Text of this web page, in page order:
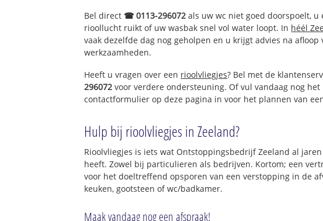
Bel direct ☎ 0113-296072 als uw wc niet goed doorspoelt, u
rioollucht ruikt of uw wasbak snel vol water loopt. In héél
vaak dezelfde dag nog geholpen en u krijgt advies na afloop
werkzaamheden.
Heeft u vragen over een rioolvliegjes? Bel met de
296072 voor verdere ondersteuning. Of vul vandaag nog het
contactformulier op deze pagina in voor het plannen van
Hulp bij rioolvliegjes in Zeeland?
Rioolvliegjes is iets wat Ontstoppingsbedrijf Zeeland al
heeft. Zowel bij particulieren als bedrijven. Kortom; een
voor het doeltreffend opsporen van een verstopping in de
keuken, gootsteen of wc/badkamer.
Maak vandaag nog een afspraak!